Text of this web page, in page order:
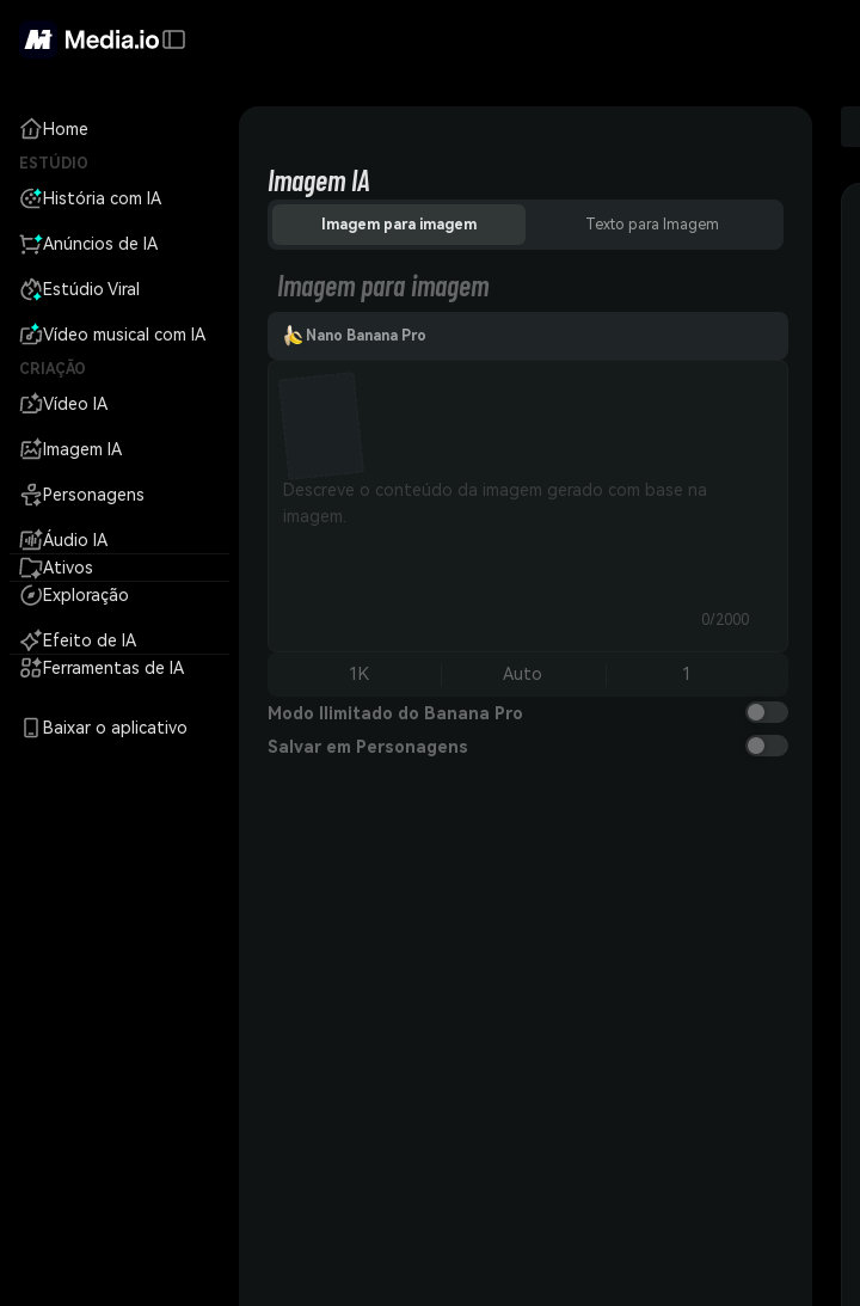
Home
ESTÚDIO
História com IA
Anúncios de IA
Estúdio Viral
Vídeo musical com IA
CRIAÇÃO
Vídeo IA
Imagem IA
Personagens
Áudio IA
Ativos
Exploração
Efeito de IA
Ferramentas de IA
Baixar o aplicativo
Imagem IA
Imagem para imagem Texto para Imagem
Imagem para imagem
Nano Banana Pro
0/2000
1K Auto 1
Modo Ilimitado do Banana Pro
Salvar em Personagens